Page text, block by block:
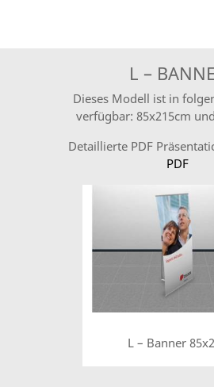
L –
Dieses Modell ist in
verfügbar: 85x215cm
Detaillierte PDF
PDF
L – Banner